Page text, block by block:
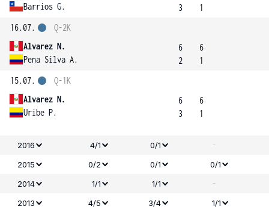
Barrios G.
3
1
16.07.
Alvarez N.
Pena Silva A.
Q-2K
6
2
6
1
15.07.
Alvarez N.
Uribe P.
Q-1K
6
3
6
1
2016 4/1 0/1 -
2015 0/2 0/1
0/1
2014
1/1 1/1 -
2013 4/5 3/4
1/1